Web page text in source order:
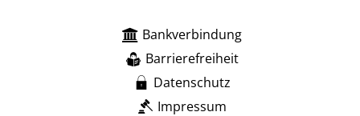
Bankverbindung
Barrierefreiheit
Datenschutz
Impressum